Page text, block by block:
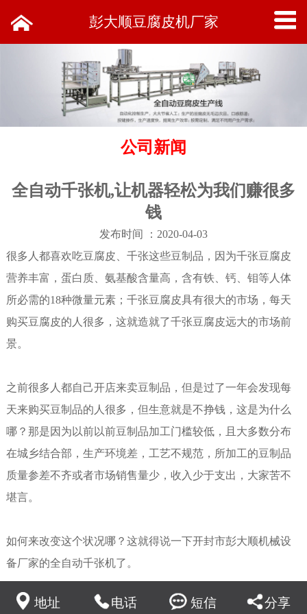
彭大顺豆腐皮机厂家
公司新闻
全自动千张机,让机器轻松为我们赚很多
钱
发布时间 ：2020-04-03
很多人都喜欢吃豆腐皮、千张这些豆制品，因为千张豆腐皮
营养丰富，蛋白质、氨基酸含量高，含有铁、钙、钼等人体
所必需的18种微量元素；千张豆腐皮具有很大的市场，每天
购买豆腐皮的人很多，这就造就了千张豆腐皮远大的市场前
景。
之前很多人都自己开店来卖豆制品，但是过了一年会发现每
天来购买豆制品的人很多，但生意就是不挣钱，这是为什么
哪？那是因为以前以前豆制品加工门槛较低，且大多数分布
在城乡结合部，生产环境差，工艺不规范，所加工的豆制品
质量参差不齐或者市场销售量少，收入少于支出，大家苦不
堪言。
如何来改变这个状况哪？这就得说一下开封市彭大顺机械设
备厂家的全自动千张机了。
地址 电话 短信 分享